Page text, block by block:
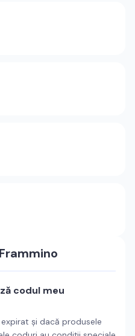
Frammino
codul meu
și dacă produsele